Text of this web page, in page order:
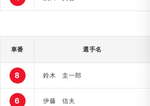
車番 選手名
8 鈴木 圭一郎
6 伊藤 信夫